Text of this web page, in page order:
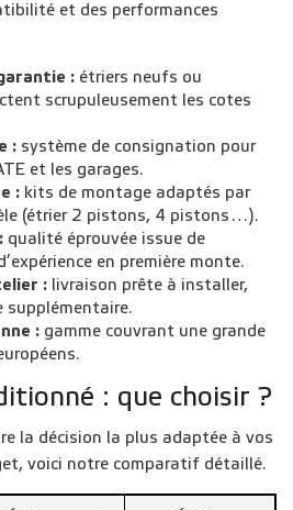
et des performances
: étriers neufs ou
scrupuleusement les cotes
: système de consignation pour
et les garages.
: kits de montage adaptés par
(étrier 2 pistons, 4 pistons…).
qualité éprouvée issue de
en première monte.
: livraison prête à installer,
supplémentaire.
: gamme couvrant une grande
: que choisir ?
la décision la plus adaptée à vos
voici notre comparatif détaillé.